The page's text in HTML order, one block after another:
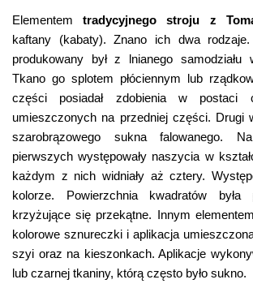
Elementemtradycyjnego stroju z
kaftany (kabaty). Znano ich dwa
produkowany był z lnianego samodziału
Tkano go splotem płóciennym lub
części posiadał zdobienia w postaci
umieszczonych na przedniej części. Drugi
szarobrązowego sukna falowanego.
pierwszych występowały naszycia w
każdym z nich widniały aż cztery.
kolorze. Powierzchnia kwadratów była
krzyżujące się przekątne. Innym
kolorowe sznureczki i aplikacja
szyi oraz na kieszonkach. Aplikacje
lub czarnej tkaniny, którą często było sukno.